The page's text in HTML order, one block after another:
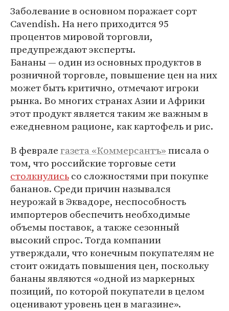
Заболевание в основном поражает сорт
Cavendish. На него приходится 95
процентов мировой торговли,
предупреждают эксперты.
Бананы — один из основных продуктов в
розничной торговле, повышение цен на них
может быть критично, отмечают игроки
рынка. Во многих странах Азии и Африки
этот продукт является таким же важным в
ежедневном рационе, как картофель и рис.
В февралегазета «Коммерсантъ»писала о
том, что российские торговые сети
столкнулисьсо сложностями при покупке
бананов. Среди причин назывался
неурожай в Эквадоре, неспособность
импортеров обеспечить необходимые
объемы поставок, а также сезонный
высокий спрос. Тогда компании
утверждали, что конечным покупателям не
стоит ожидать повышения цен, поскольку
бананы являются «одной из маркерных
позиций, по которой покупатели в целом
оценивают уровень цен в магазине».